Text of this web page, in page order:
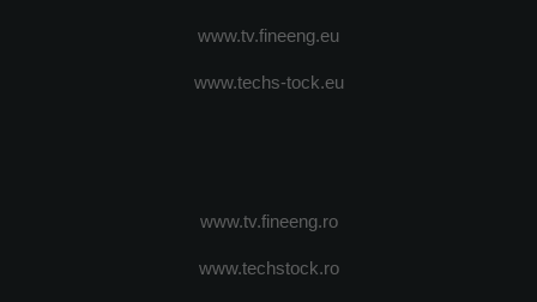
www.tv.fineeng.eu
www.techs-tock.eu
www.tv.fineeng.ro
www.techstock.ro